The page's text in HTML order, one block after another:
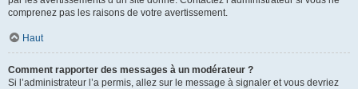
comprenez pas les raisons de votre avertissement.
Haut
Comment rapporter des messages à un modérateur ?
Si l’administrateur l’a permis, allez sur le message à signaler et vous devriez